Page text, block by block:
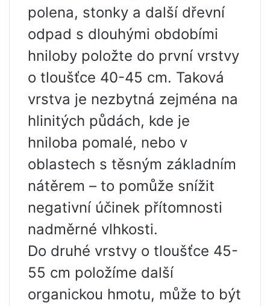
polena, stonky a další dřevní
odpad s dlouhými obdobími
hniloby položte do první vrstvy
o tloušťce 40-45 cm. Taková
vrstva je nezbytná zejména na
hlinitých půdách, kde je
hniloba pomalé, nebo v
oblastech s těsným základním
nátěrem – to pomůže snížit
negativní účinek přítomnosti
nadměrné vlhkosti.
Do druhé vrstvy o tloušťce 45-
55 cm položíme další
organickou hmotu, může to být